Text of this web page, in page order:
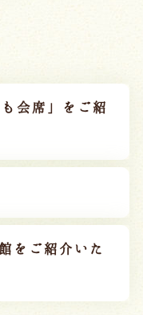
会席」をご紹
をご紹介いた